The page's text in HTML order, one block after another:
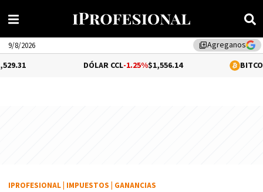
library_addAgreganos
9/8/2026
-1.25%$1,556.14 0.31%
IPROFESIONAL IMPUESTOS GANANCIAS